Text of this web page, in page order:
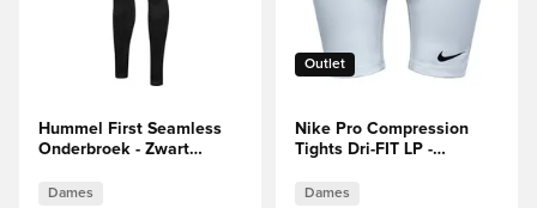
Hummel First Seamless
Onderbroek - Zwart
Dames
Outlet
Nike Pro Compression
Tights Dri-FIT LP -
Dames